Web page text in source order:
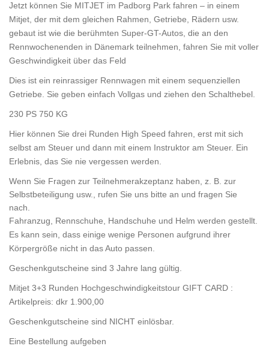
Jetzt können Sie MITJET im Padborg Park fahren – in einem
Mitjet, der mit dem gleichen Rahmen, Getriebe, Rädern usw.
gebaut ist wie die berühmten Super-GT-Autos, die an den
Rennwochenenden in Dänemark teilnehmen, fahren Sie mit voller
Geschwindigkeit über das Feld
Dies ist ein reinrassiger Rennwagen mit einem sequenziellen
Getriebe. Sie geben einfach Vollgas und ziehen den Schalthebel.
230 PS 750 KG
Hier können Sie drei Runden High Speed fahren, erst mit sich
selbst am Steuer und dann mit einem Instruktor am Steuer. Ein
Erlebnis, das Sie nie vergessen werden.
Wenn Sie Fragen zur Teilnehmerakzeptanz haben, z. B. zur
Selbstbeteiligung usw., rufen Sie uns bitte an und fragen Sie
nach.
Fahranzug, Rennschuhe, Handschuhe und Helm werden gestellt.
Es kann sein, dass einige wenige Personen aufgrund ihrer
Körpergröße nicht in das Auto passen.
Geschenkgutscheine sind 3 Jahre lang gültig.
Mitjet 3+3 Runden Hochgeschwindigkeitstour GIFT CARD :
Artikelpreis: dkr 1.900,00
Geschenkgutscheine sind NICHT einlösbar.
Eine Bestellung aufgeben